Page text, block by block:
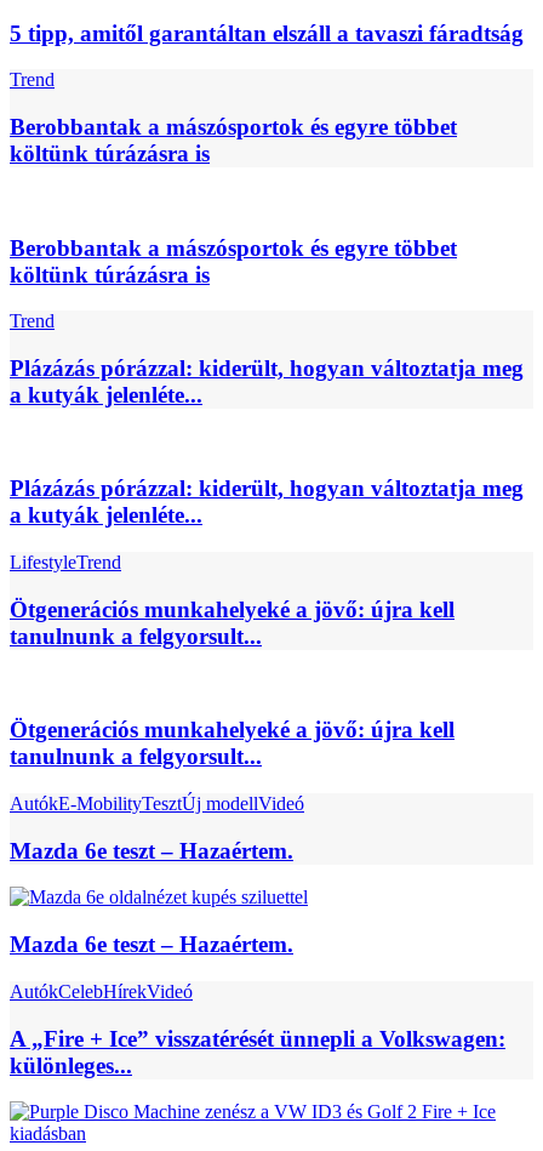
5 tipp, amitől garantáltan elszáll a tavaszi fáradtság
Trend
Berobbantak a mászósportok és egyre többet
költünk túrázásra is
Berobbantak a mászósportok és egyre többet
költünk túrázásra is
Trend
Plázázás pórázzal: kiderült, hogyan változtatja meg
a kutyák jelenléte...
Plázázás pórázzal: kiderült, hogyan változtatja meg
a kutyák jelenléte...
LifestyleTrend
Ötgenerációs munkahelyeké a jövő: újra kell
tanulnunk a felgyorsult...
Ötgenerációs munkahelyeké a jövő: újra kell
tanulnunk a felgyorsult...
AutókE-MobilityTesztÚj modellVideó
Mazda 6e teszt – Hazaértem.
Mazda 6e teszt – Hazaértem.
AutókCelebHírekVideó
A „Fire + Ice” visszatérését ünnepli a Volkswagen:
különleges...